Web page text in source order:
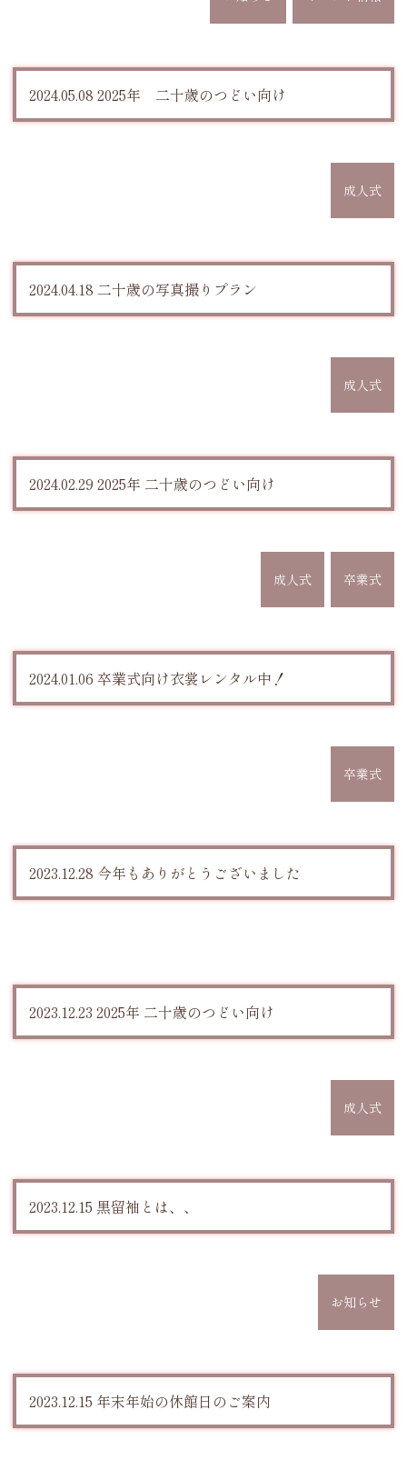
2024.05.08 2025年 二十歳のつどい向け
成人式
2024.04.18 二十歳の写真撮りプラン
成人式
2024.02.29 2025年 二十歳のつどい向け
成人式 卒業式
2024.01.06 卒業式向け衣裳レンタル中！
卒業式
2023.12.28 今年もありがとうございました
2023.12.23 2025年 二十歳のつどい向け
成人式
2023.12.15 黒留袖とは、、
お知らせ
2023.12.15 年末年始の休館日のご案内